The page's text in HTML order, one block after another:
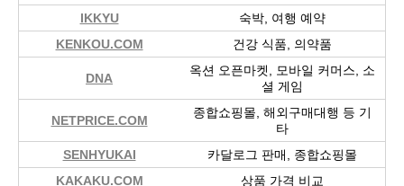
IKKYU
숙박, 여행 예약
KENKOU.COM
건강 식품, 의약품
DNA
옥션 오픈마켓, 모바일 커머스, 소
셜 게임
NETPRICE.COM
종합쇼핑몰, 해외구매대행 등 기
타
SENHYUKAI
카달로그 판매, 종합쇼핑몰
KAKAKU.COM
상품 가격 비교